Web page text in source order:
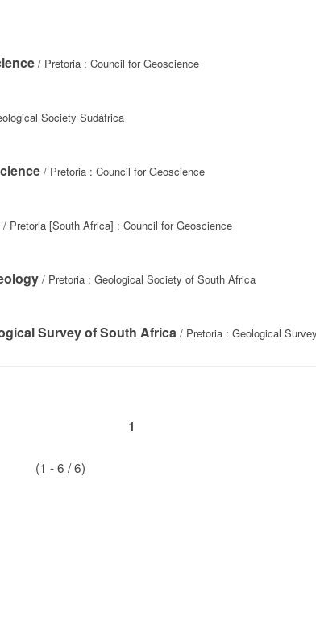
/ Pretoria : Council for Geoscience
Society Sudáfrica
/ Pretoria : Council for Geoscience
/ Pretoria [South Africa] : Council for Geoscience
/ Pretoria : Geological Society of South Africa
Survey of South Africa / Pretoria : Geological
1
(1 - 6 / 6)